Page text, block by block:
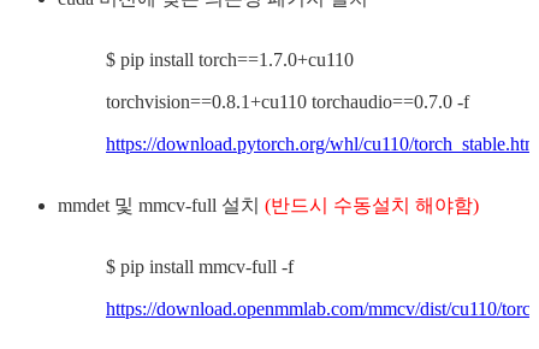
$ pip install torch==1.7.0+cu110
torchvision==0.8.1+cu110 torchaudio==0.7.0 -f
https://download.pytorch.org/whl/cu110/
mmdet 및 mmcv-full 설치 (반드시 수동설치 해야함)
$ pip install mmcv-full -f
https://download.openmmlab.com/mmcv/dist/cu110/